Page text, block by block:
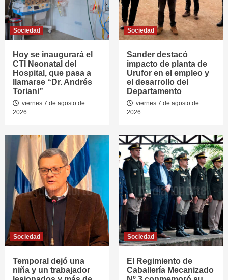
Sociedad
Hoy se inaugurará el
CTI Neonatal del
Hospital, que pasa a
llamarse “Dr. Andrés
Toriani”
viernes 7 de agosto de
2026
Sociedad
Sander destacó
impacto de planta de
Urufor en el empleo y
el desarrollo del
Departamento
viernes 7 de agosto de
2026
Sociedad
Temporal dejó una
niña y un trabajador
Sociedad
El Regimiento de
Caballería Mecanizado